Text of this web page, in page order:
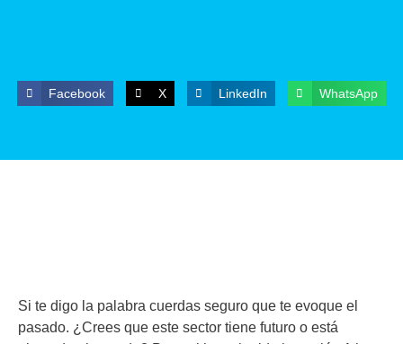
Facebook X LinkedIn WhatsApp
Si te digo la palabra cuerdas seguro que te evoque el
pasado. ¿Crees que este sector tiene futuro o está